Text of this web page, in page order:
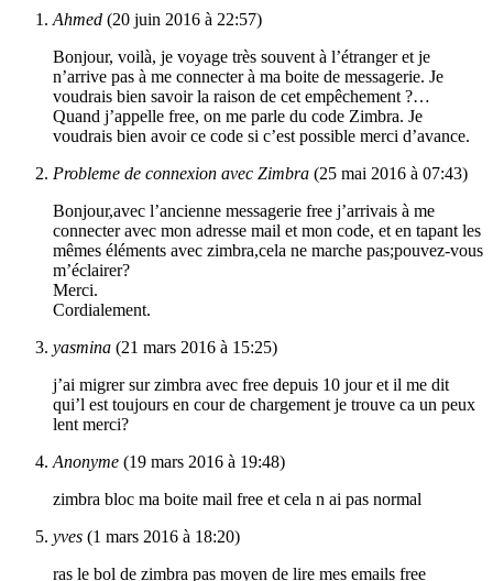
Ahmed (20 juin 2016 à 22:57)
Bonjour, voilà, je voyage très souvent à l’étranger et je
n’arrive pas à me connecter à ma boite de messagerie. Je
voudrais bien savoir la raison de cet empêchement ?…
Quand j’appelle free, on me parle du code Zimbra. Je
voudrais bien avoir ce code si c’est possible merci d’avance.
Probleme de connexion avec Zimbra (25 mai 2016 à 07:43)
Bonjour,avec l’ancienne messagerie free j’arrivais à me
connecter avec mon adresse mail et mon code, et en tapant les
mêmes éléments avec zimbra,cela ne marche pas;pouvez-vous
m’éclairer?
Merci.
Cordialement.
yasmina (21 mars 2016 à 15:25)
j’ai migrer sur zimbra avec free depuis 10 jour et il me dit
qui’l est toujours en cour de chargement je trouve ca un peux
lent merci?
Anonyme (19 mars 2016 à 19:48)
zimbra bloc ma boite mail free et cela n ai pas normal
yves (1 mars 2016 à 18:20)
ras le bol de zimbra pas moyen de lire mes emails free